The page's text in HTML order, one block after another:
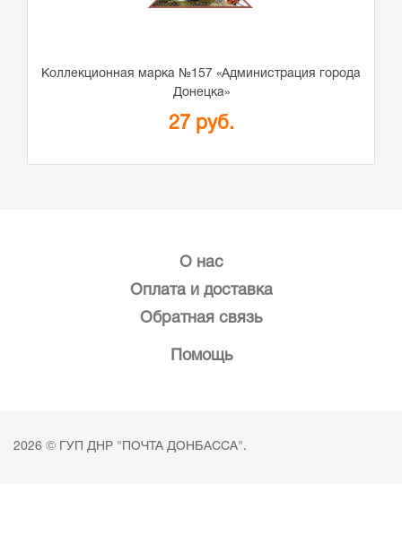
Коллекционная марка №157 «Администрация города
Донецка»
27 руб.
О нас
Оплата и доставка
Обратная связь
Помощь
2026 © ГУП ДНР "ПОЧТА ДОНБАССА".